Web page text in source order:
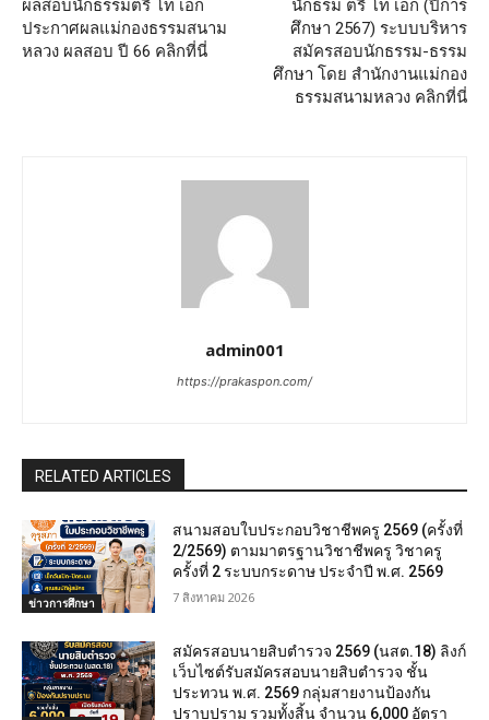
ผลสอบนักธรรมตรี โท เอก
ประกาศผลแม่กองธรรมสนาม
หลวง ผลสอบ ปี 66 คลิกที่นี่
นักธรม ตรี โท เอก (ปีการ
ศึกษา 2567) ระบบบริหาร
สมัครสอบนักธรรม-ธรรม
ศึกษา โดย สำนักงานแม่กอง
ธรรมสนามหลวง คลิกที่นี่
admin001
https://prakaspon.com/
RELATED ARTICLES
ข่าวการศึกษา
สนามสอบใบประกอบวิชาชีพครู 2569 (ครั้งที่
2/2569) ตามมาตรฐานวิชาชีพครู วิชาครู
ครั้งที่ 2 ระบบกระดาษ ประจำปี พ.ศ. 2569
7 สิงหาคม 2026
สมัครสอบนายสิบตำรวจ 2569 (นสต.18) ลิงก์
เว็บไซต์รับสมัครสอบนายสิบตำรวจ ชั้น
ประทวน พ.ศ. 2569 กลุ่มสายงานป้องกัน
ปราบปราม รวมทั้งสิ้น จำนวน 6,000 อัตรา